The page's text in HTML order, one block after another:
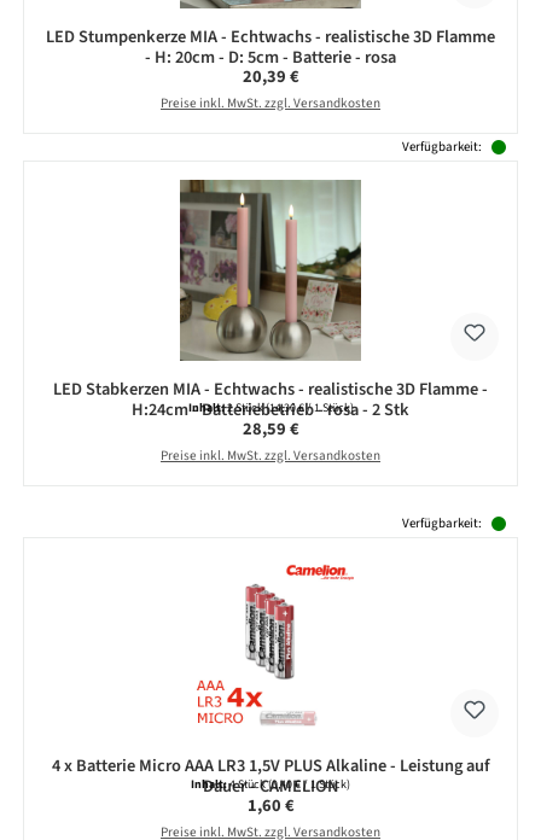
LED Stumpenkerze MIA - Echtwachs - realistische 3D Flamme
- H: 20cm - D: 5cm - Batterie - rosa
Regulärer Preis:
20,39 €
Preise inkl. MwSt. zzgl. Versandkosten
Verfügbarkeit:
LED Stabkerzen MIA - Echtwachs - realistische 3D Flamme -
H:24cm - Batteriebetrieb - rosa - 2 Stk
Inhalt:2 Stück(14,30 € / 1 Stück)
Regulärer Preis:
28,59 €
Preise inkl. MwSt. zzgl. Versandkosten
Verfügbarkeit:
4 x Batterie Micro AAA LR3 1,5V PLUS Alkaline - Leistung auf
Dauer - CAMELION
Inhalt:4 Stück(0,40 € / 1 Stück)
Regulärer Preis:
1,60 €
Preise inkl. MwSt. zzgl. Versandkosten